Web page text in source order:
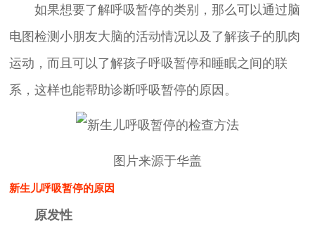
如果想要了解呼吸暂停的类别，那么可以通过脑
电图检测小朋友大脑的活动情况以及了解孩子的肌肉
运动，而且可以了解孩子呼吸暂停和睡眠之间的联
系，这样也能帮助诊断呼吸暂停的原因。
图片来源于华盖
新生儿呼吸暂停的原因
原发性